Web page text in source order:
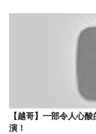
【越哥】一部令人心
演！